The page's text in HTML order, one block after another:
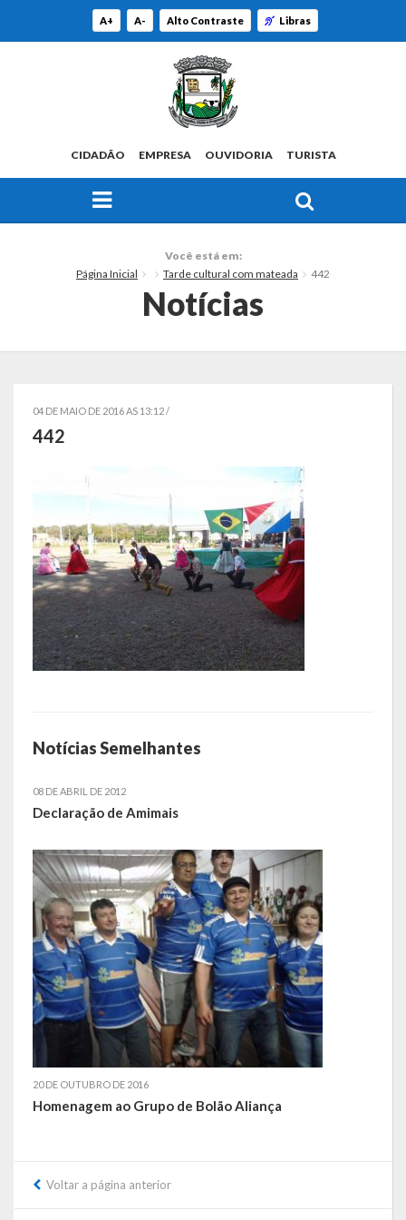
A+ A- Alto Contraste Libras
CIDADÃO EMPRESA OUVIDORIA TURISTA
Símbolos
Administração
Ex-Administradores
Conselhos Municipais
Secretarias
Educação, Cultura, Turismo, Desporto e Lazer
Saúde
Cultura
Histórias
A História da Comunidade Católica Nossa Senhora de Lourdes
de Vila Seca
A História da Comunidade Evangélica de Linha Kronenthal
A história da Comunidade Católica São Paulo de Lagoa dos Três
Brasil de Lagoa dos Três Cantos
Você está em:
Página Inicial
Tarde cultural com mateada 442
Notícias
04 DE MAIO DE 2016 AS 13:12 /
442
Notícias Semelhantes
08 DE ABRIL DE 2012
Declaração de Amimais
20 DE OUTUBRO DE 2016
Homenagem ao Grupo de Bolão Aliança
Voltar a página anterior